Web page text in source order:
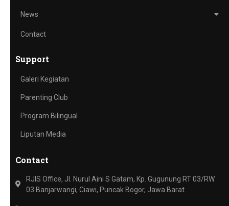
News
Contact
Support
Galeri Kegiatan
Parenting Club
Program Bilingual
Liputan Media
Contact
RJIS Office, Jl. Nurul Aini S Gatam, Kp. Gugunung RT 03/RW
03 Banjarwangi, Ciawi, Puncak Bogor, Jawa Barat